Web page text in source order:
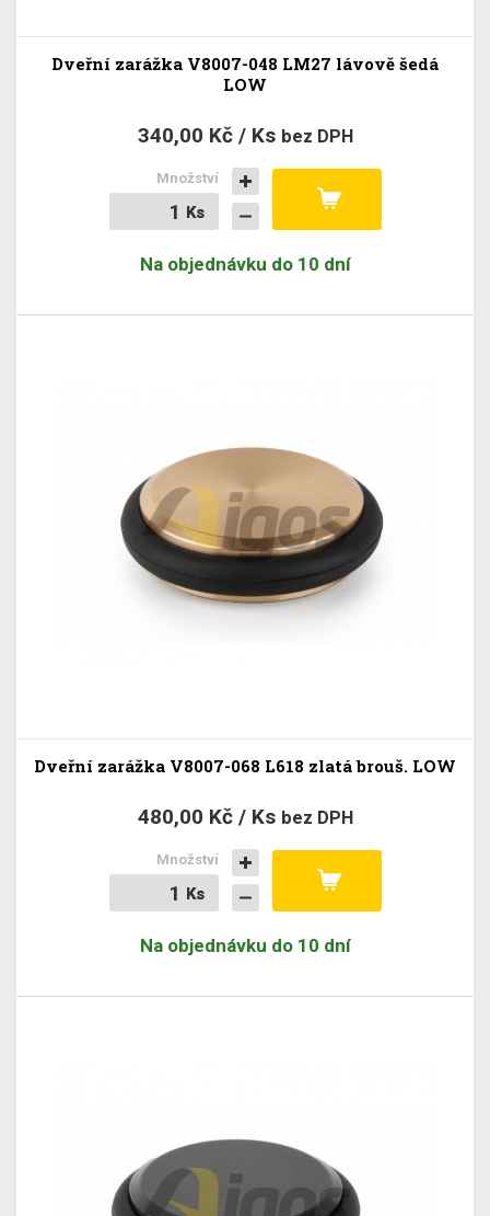
Dveřní zarážka V8007-048 LM27 lávově šedá
LOW
340,00 Kč / Ks bez DPH
Ks
Ks
Množství
Na objednávku do 10 dní
Dveřní zarážka V8007-068 L618 zlatá brouš. LOW
480,00 Kč / Ks bez DPH
Ks
Ks
Množství
Na objednávku do 10 dní